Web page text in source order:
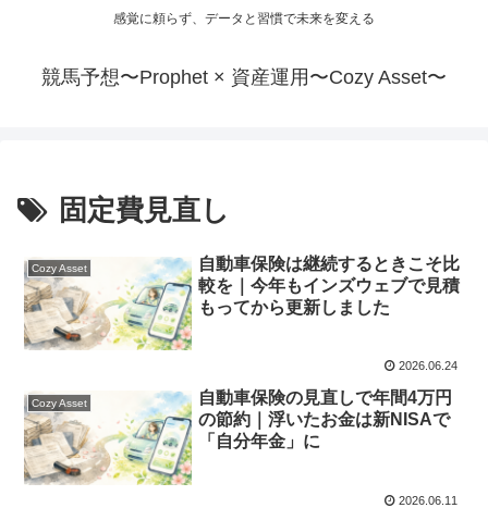
感覚に頼らず、データと習慣で未来を変える
競馬予想〜Prophet × 資産運用〜Cozy Asset〜
固定費見直し
Cozy Asset
自動車保険は継続するときこそ比
較を｜今年もインズウェブで見積
もってから更新しました
2026.06.24
Cozy Asset
自動車保険の見直しで年間4万円
の節約｜浮いたお金は新NISAで
「自分年金」に
2026.06.11